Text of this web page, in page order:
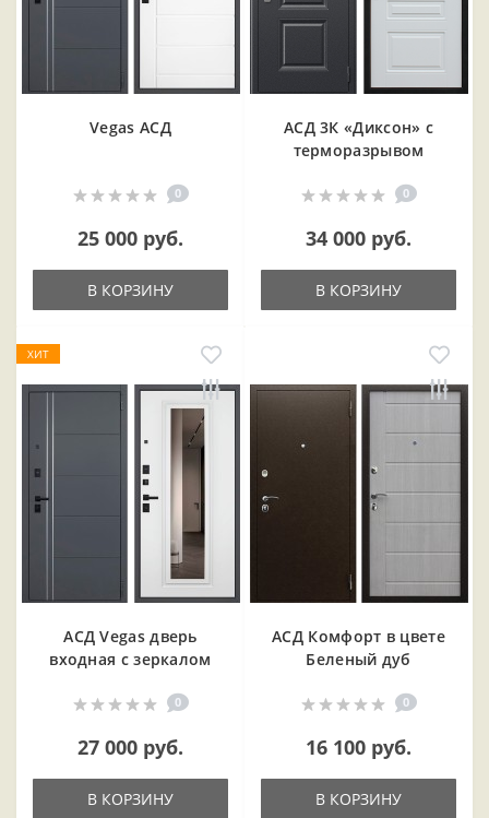
Vegas АСД
0
25 000 руб.
В КОРЗИНУ
АСД 3К «Диксон» с
терморазрывом
0
34 000 руб.
В КОРЗИНУ
ХИТ
АСД Vegas дверь
входная с зеркалом
0
27 000 руб.
В КОРЗИНУ
АСД Комфорт в цвете
Беленый дуб
0
16 100 руб.
В КОРЗИНУ